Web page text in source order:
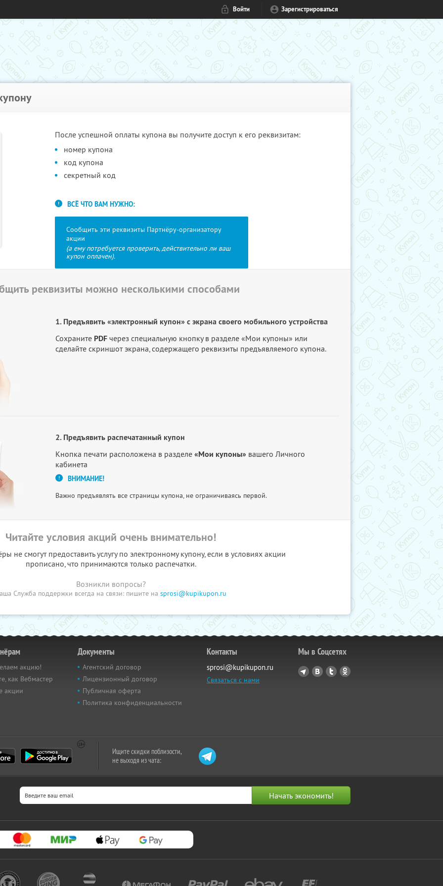
Войти Зарегистрироваться
После успешной оплаты купона вы получите доступ к его реквизитам:
номер купона
код купона
секретный код
ВСЁ ЧТО ВАМ НУЖНО:
Сообщить эти реквизиты Партнёру-организатору
акции
(а ему потребуется проверить, действительно ли ваш
купон оплачен).
реквизиты можно несколькими способами
1. Предъявить «электронный купон» с экрана своего мобильного устройства
Сохраните PDF через специальную кнопку в разделе «Мои купоны» или
сделайте скриншот экрана, содержащего реквизиты предъявляемого купона.
2. Предъявить распечатанный купон
Кнопка печати расположена в разделе «Мои купоны» вашего Личного
кабинета
ВНИМАНИЕ!
Важно предъявлять все страницы купона, не ограничиваясь первой.
Читайте условия акций очень внимательно!
не смогут предоставить услугу по электронному купону, если в условиях акции
прописано, что принимаются только распечатки.
Возникли вопросы?
Служба поддержки всегда на связи: пишите на sprosi@kupikupon.ru
акцию!
как Вебмастер
акции
Документы
Агентский договор
Лицензионный договор
Публичная оферта
Политика конфиденциальности
Контакты
sprosi@kupikupon.ru
Связаться с нами
Мы в Соцсетях
Ищите скидки поблизости,
не выходя из чата: